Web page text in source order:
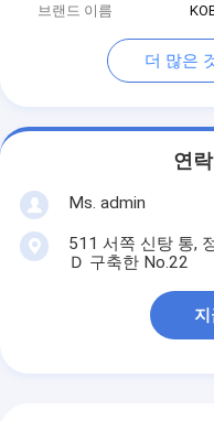
브랜드 이름
더 많은
연
Ms. admin
511 서쪽 신탕 통,
Ｄ 구축한 No.22